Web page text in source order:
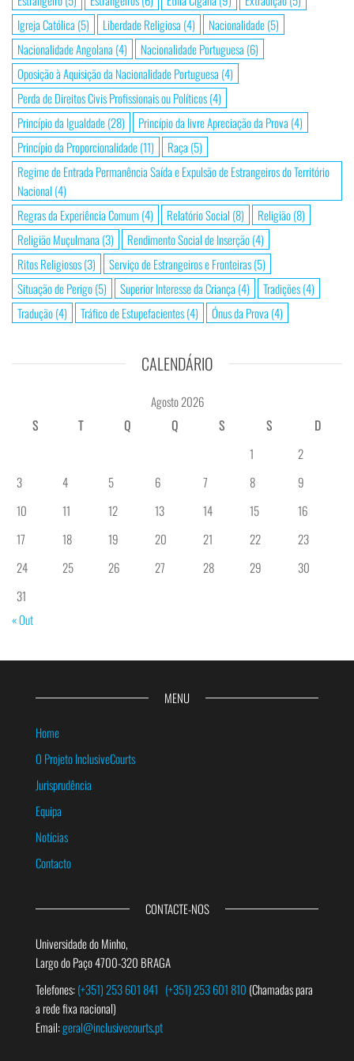
Igreja Católica (5) Liberdade Religiosa (4) Nacionalidade(5)
Nacionalidade Angolana (4) Nacionalidade Portuguesa (6)
Oposição à Aquisição da Nacionalidade Portuguesa (4)
Perda de Direitos Civis Profissionais ou Políticos(4)
Princípio da Igualdade(28) Princípio da livre Apreciação da Prova (4)
Princípio da Proporcionalidade(11) Raça (5)
Regime de Entrada Permanência Saída e Expulsão de Estrangeiros do Território
Nacional (4)
Regras da Experiência Comum (4) Relatório Social (8) Religião(8)
Religião Muçulmana (3) Rendimento Social de Inserção(4)
Ritos Religiosos(3) Serviço de Estrangeiros e Fronteiras(5)
Situação de Perigo(5) Superior Interesse da Criança (4) Tradições(4)
Tradução(4) Tráfico de Estupefacientes(4) Ónus da Prova (4)
CALENDÁRIO
Agosto 2026
S
T Q Q S S
D
1
2
3
4 5 6 7 8
9
10
11 12 13 14 15
16
17
18 19 20 21 22
23
24
25 26 27 28 29
30
31
« Out
MENU
Home
O Projeto InclusiveCourts
Jurisprudência
Equipa
Notícias
Contacto
CONTACTE-NOS
Universidade do Minho,
Largo do Paço 4700-320 BRAGA
Telefones:(+351) 253 601 841 (+351) 253 601 810 (Chamadas para
a rede fixa nacional)
Email:geral@inclusivecourts.pt